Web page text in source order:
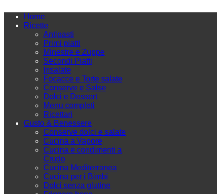
Home
Ricette
Antipasti
Primi piatti
Minestre e Zuppe
Secondi Piatti
Insalate
Focacce e Torte salate
Conserve e Salse
Dolci e Dessert
Menu completi
Ricettari
Gusto & Benessere
Conserve dolci e salate
Cucina a Vapore
Cucina e condimenti a
Crudo
Cucina Mediterranea
Cucina per i Bimbi
Dolci senza glutine